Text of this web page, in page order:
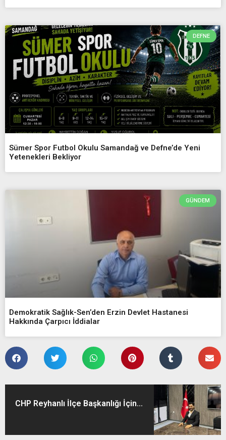
DEFNE
Sümer Spor Futbol Okulu Samandağ ve Defne’de Yeni
Yetenekleri Bekliyor
GÜNDEM
Demokratik Sağlık-Sen’den Erzin Devlet Hastanesi
Hakkında Çarpıcı İddialar
CHP Reyhanlı İlçe Başkanlığı İçin...